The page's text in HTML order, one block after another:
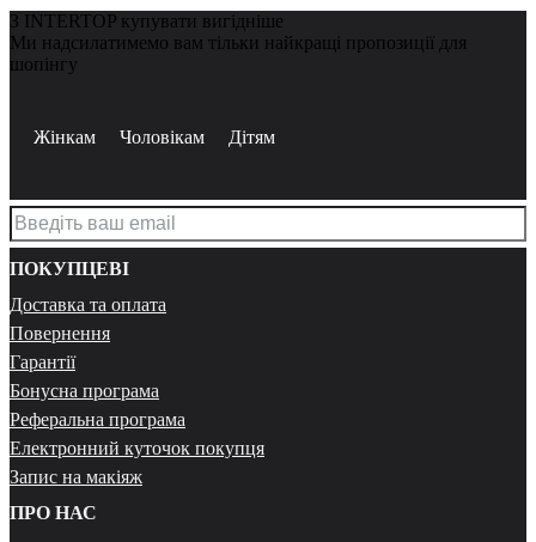
З INTERTOP купувати вигідніше
Ми надсилатимемо вам тільки найкращі пропозиції для
шопінгу
Жінкам Чоловікам Дітям
ПОКУПЦЕВІ
Доставка та оплата
Повернення
Гарантії
Бонусна програма
Реферальна програма
Електронний куточок покупця
Запис на макіяж
ПРО НАС